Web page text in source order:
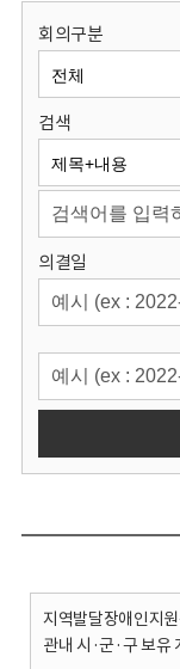
회의구분
검색
의결일
지역발달장애인지
관내 시·군·구 보유